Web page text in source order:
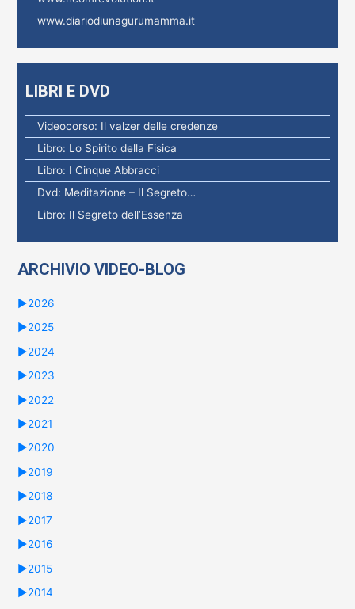
www.diariodiunagurumamma.it
LIBRI E DVD
Videocorso: Il valzer delle credenze
Libro: Lo Spirito della Fisica
Libro: I Cinque Abbracci
Dvd: Meditazione – Il Segreto…
Libro: Il Segreto dell’Essenza
ARCHIVIO VIDEO-BLOG
►2026
►2025
►2024
►2023
►2022
►2021
►2020
►2019
►2018
►2017
►2016
►2015
►2014